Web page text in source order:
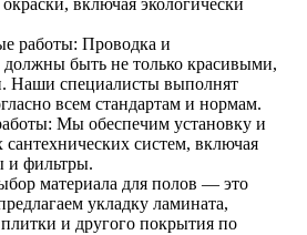
включая экологически
работы: Проводка и
должны быть не только красивыми,
Наши специалисты выполнят
всем стандартам и нормам.
Мы обеспечим установку и
систем, включая
и фильтры.
материала для полов — это
укладку ламината,
и другого покрытия по